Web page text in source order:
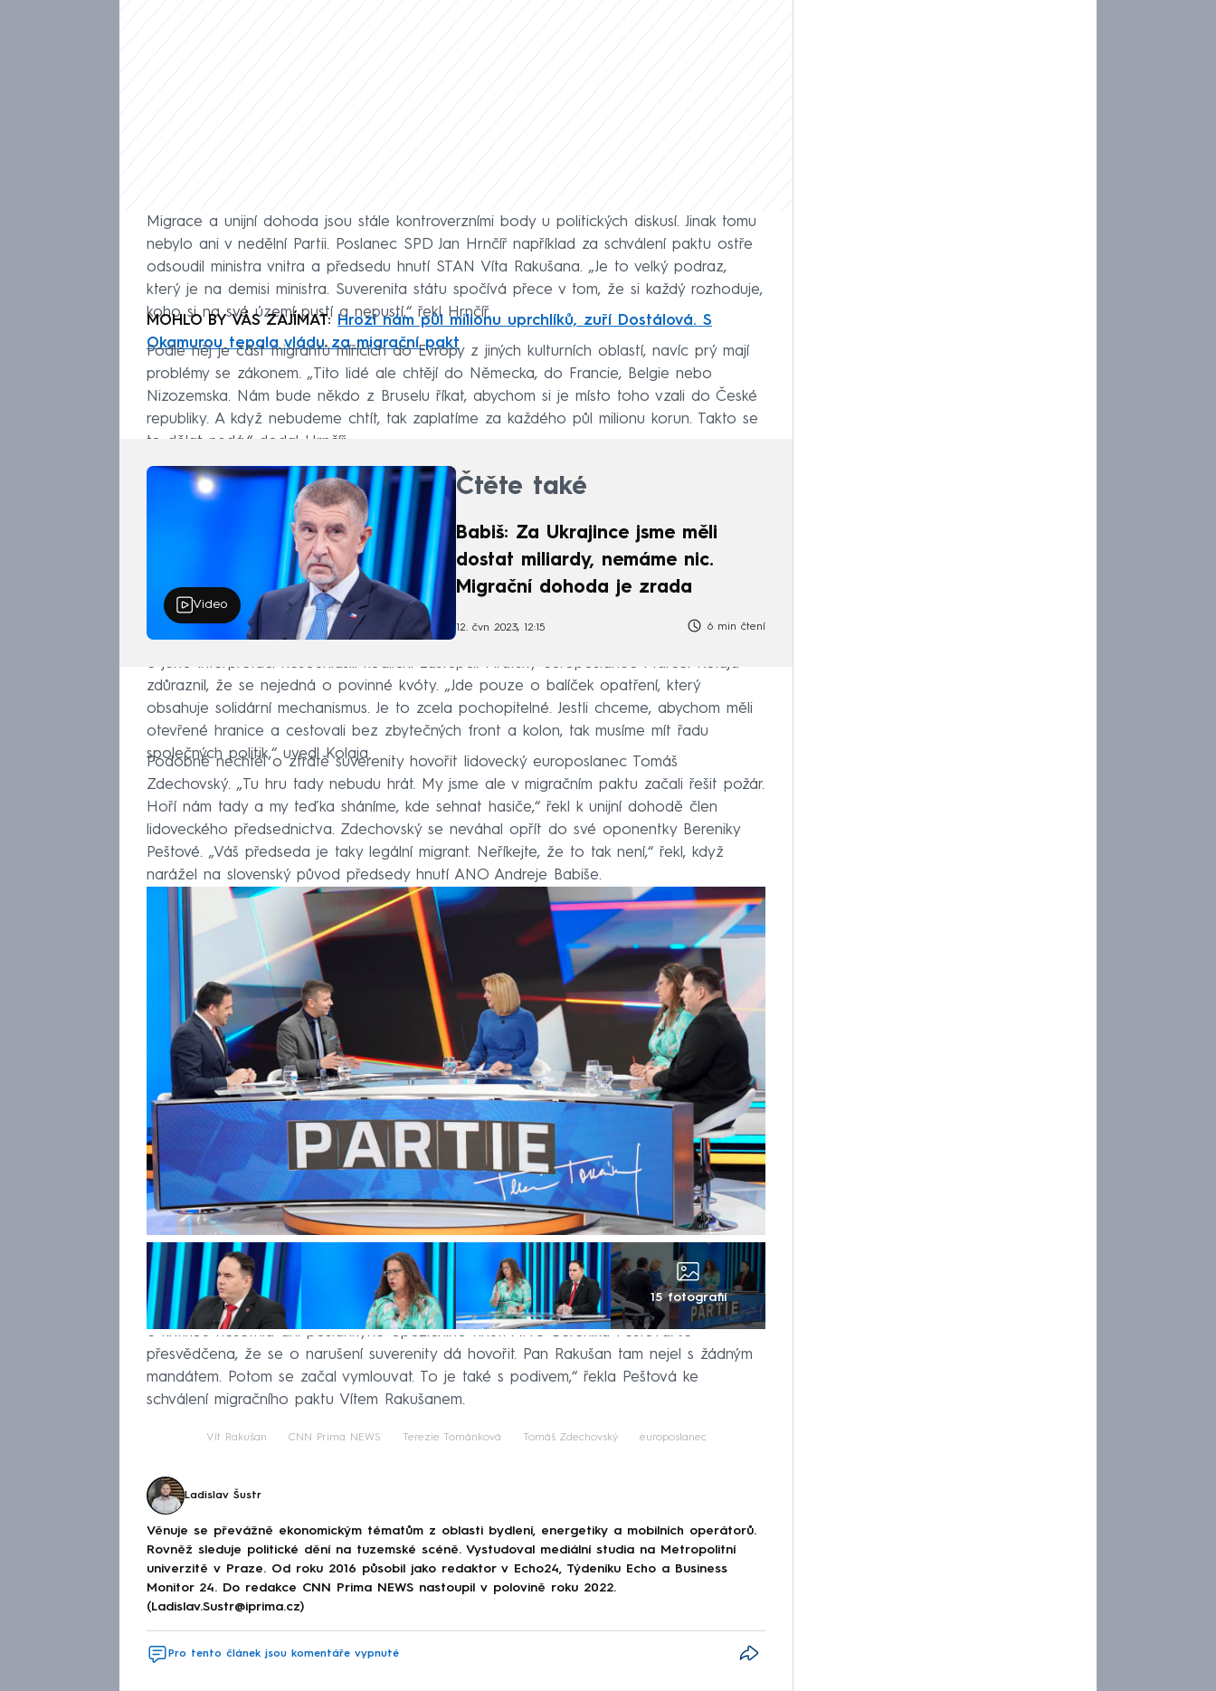
Migrace a unijní dohoda jsou stále kontroverzními body u politických diskusí. Jinak tomu
nebylo ani v nedělní Partii. Poslanec SPD Jan Hrnčíř například za schválení paktu ostře
odsoudil ministra vnitra a předsedu hnutí STAN Víta Rakušana. „Je to velký podraz,
který je na demisi ministra. Suverenita státu spočívá přece v tom, že si každý rozhoduje,
koho si na své území pustí a nepustí,“ řekl Hrnčíř.
MOHLO BY VÁS ZAJÍMAT: Hrozí nám půl milionu uprchlíků, zuří Dostálová. S
Okamurou tepala vládu za migrační pakt
Podle něj je část migrantů mířících do Evropy z jiných kulturních oblastí, navíc prý mají
problémy se zákonem. „Tito lidé ale chtějí do Německa, do Francie, Belgie nebo
Nizozemska. Nám bude někdo z Bruselu říkat, abychom si je místo toho vzali do České
republiky. A když nebudeme chtít, tak zaplatíme za každého půl milionu korun. Takto se
to dělat nedá,“ dodal Hrnčíř.
Video
Čtěte také
Babiš: Za Ukrajince jsme měli
dostat miliardy, nemáme nic.
Migrační dohoda je zrada
12. čvn 2023, 12:15 6 min čtení
S jeho interpretací nesouhlasili koaliční zástupci. Pirátský europoslanec Marcel Kolaja
zdůraznil, že se nejedná o povinné kvóty. „Jde pouze o balíček opatření, který
obsahuje solidární mechanismus. Je to zcela pochopitelné. Jestli chceme, abychom měli
otevřené hranice a cestovali bez zbytečných front a kolon, tak musíme mít řadu
společných politik,“ uvedl Kolaja.
Podobně nechtěl o ztrátě suverenity hovořit lidovecký europoslanec Tomáš
Zdechovský. „Tu hru tady nebudu hrát. My jsme ale v migračním paktu začali řešit požár.
Hoří nám tady a my teďka sháníme, kde sehnat hasiče,“ řekl k unijní dohodě člen
lidoveckého předsednictva. Zdechovský se neváhal opřít do své oponentky Bereniky
Peštové. „Váš předseda je taky legální migrant. Neříkejte, že to tak není,“ řekl, když
narážel na slovenský původ předsedy hnutí ANO Andreje Babiše.
15 fotografií
S kritikou nešetřila ani poslankyně opozičního hnutí ANO Berenika Peštová. Je
přesvědčena, že se o narušení suverenity dá hovořit. Pan Rakušan tam nejel s žádným
mandátem. Potom se začal vymlouvat. To je také s podivem,“ řekla Peštová ke
schválení migračního paktu Vítem Rakušanem.
Vít Rakušan CNN Prima NEWS Terezie Tománková Tomáš Zdechovský europoslanec
Ladislav Šustr
Věnuje se převážně ekonomickým tématům z oblasti bydlení, energetiky a mobilních operátorů.
Rovněž sleduje politické dění na tuzemské scéně. Vystudoval mediální studia na Metropolitní
univerzitě v Praze. Od roku 2016 působil jako redaktor v Echo24, Týdeníku Echo a Business
Monitor 24. Do redakce CNN Prima NEWS nastoupil v polovině roku 2022.
(Ladislav.Sustr@iprima.cz)
Pro tento článek jsou komentáře vypnuté